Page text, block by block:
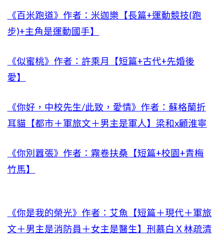
《百米跑道》作者：米迦樂【長篇+運動競技(跑
步)+主角是運動國手】
《似蜜桃》作者：許乘月【短篇+古代+先婚後
愛】
《你好，中校先生/此致，愛情》作者：蘇格蘭折
耳貓【都市＋軍旅文＋男主是軍人】梁和x顧淮寧
《你別囂張》作者：霧卷扶桑【短篇+校園+青梅
竹馬】
《你是我的榮光》作者：艾魚【短篇＋現代＋軍旅
文＋男主是消防員＋女主是醫生】刑慕白Ｘ林疏清